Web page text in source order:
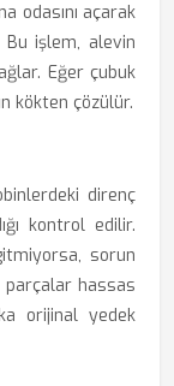
odasını açarak
Bu işlem, alevin
Eğer çubuk
kökten çözülür.
direnç
kontrol edilir.
sorun
parçalar hassas
orijinal yedek